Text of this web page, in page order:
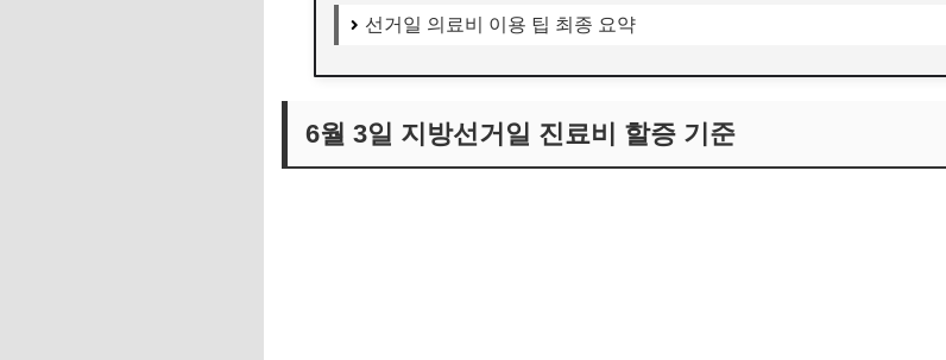
선거일 의료비 이용 팁 최종 요약
6월 3일 지방선거일 진료비 할증 기준